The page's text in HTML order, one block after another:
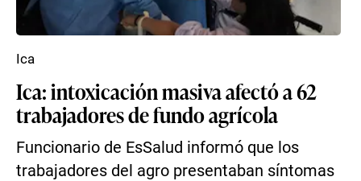
Ica: intoxicación masiva afectó a 62
trabajadores de fundo agrícola
Funcionario de EsSalud informó que los
trabajadores del agro presentaban síntomas
Ica